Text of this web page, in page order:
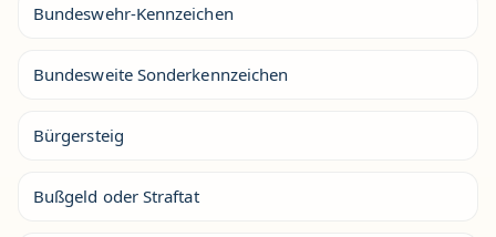
Bundeswehr-Kennzeichen
Bundesweite Sonderkennzeichen
Bürgersteig
Bußgeld oder Straftat